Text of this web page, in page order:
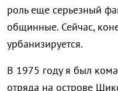
роль еще серьезный
общинные. Сейчас,
урбанизируется.
В 1975 году я был
отряда на острове